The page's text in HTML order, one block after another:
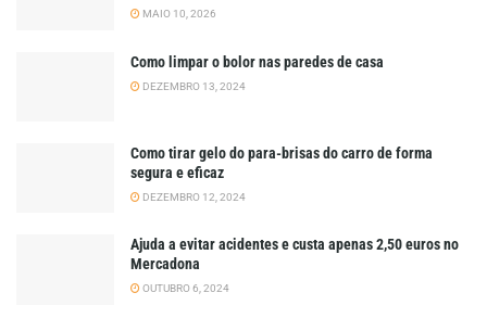
MAIO 10, 2026
Como limpar o bolor nas paredes de casa
DEZEMBRO 13, 2024
Como tirar gelo do para-brisas do carro de forma
segura e eficaz
DEZEMBRO 12, 2024
Ajuda a evitar acidentes e custa apenas 2,50 euros no
Mercadona
OUTUBRO 6, 2024